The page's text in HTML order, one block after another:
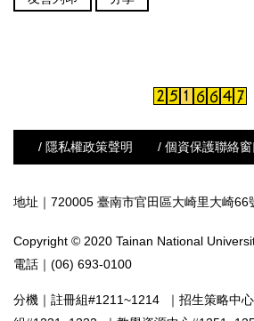
/ 隱私權政策聲明 / 個資保護聯絡窗
地址｜720005 臺南市官田區大崎里大崎66
Copyright © 2020 Tainan National
電話｜(06) 693-0100
分機｜ 註冊組#1211~1214 ｜ 招生策略中